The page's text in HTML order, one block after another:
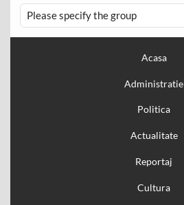
Please specify the group
Acasa
Administratie
Politica
Actualitate
Reportaj
Cultura